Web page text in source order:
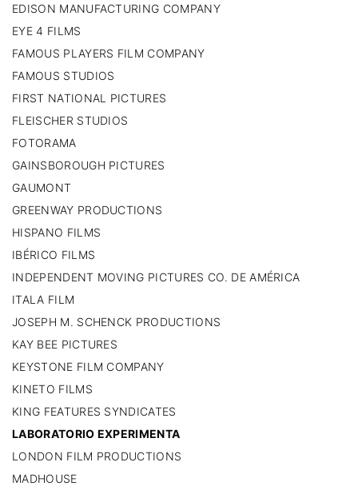
EDISON MANUFACTURING COMPANY
EYE 4 FILMS
FAMOUS PLAYERS FILM COMPANY
FAMOUS STUDIOS
FIRST NATIONAL PICTURES
FLEISCHER STUDIOS
FOTORAMA
GAINSBOROUGH PICTURES
GAUMONT
GREENWAY PRODUCTIONS
HISPANO FILMS
IBÉRICO FILMS
INDEPENDENT MOVING PICTURES CO. DE AMÉRICA
ITALA FILM
JOSEPH M. SCHENCK PRODUCTIONS
KAY BEE PICTURES
KEYSTONE FILM COMPANY
KINETO FILMS
KING FEATURES SYNDICATES
LABORATORIO EXPERIMENTA
LONDON FILM PRODUCTIONS
MADHOUSE